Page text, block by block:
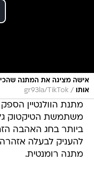
אישה מציגה את המתנה
אותו
/
gr93la/TikTok
מתנת הוולנטיין
משתמשת הטיקטוק
ביותר בחג האהבה
להעניק לבעלה
מתנה רומנטית.